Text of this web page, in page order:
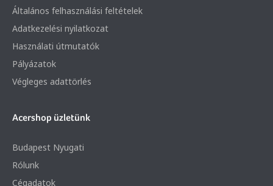
Általános felhasználási feltételek
Adatkezelési nyilatkozat
Használati útmutatók
Pályázatok
Végleges adattörlés
Acershop üzletünk
Budapest Nyugati
Rólunk
Cégadatok